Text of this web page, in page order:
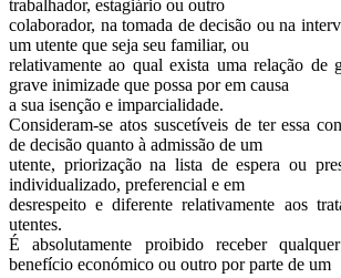
trabalhador, estagiário ou outro
colaborador, na tomada de decisão ou na
um utente que seja seu familiar, ou
relativamente ao qual exista uma relação de
grave inimizade que possa por em causa
a sua isenção e imparcialidade.
Consideram-se atos suscetíveis de ter essa
de decisão quanto à admissão de um
utente, priorização na lista de espera ou
individualizado, preferencial e em
desrespeito e diferente relativamente aos
utentes.
É absolutamente proibido receber
benefício económico ou outro por parte de um